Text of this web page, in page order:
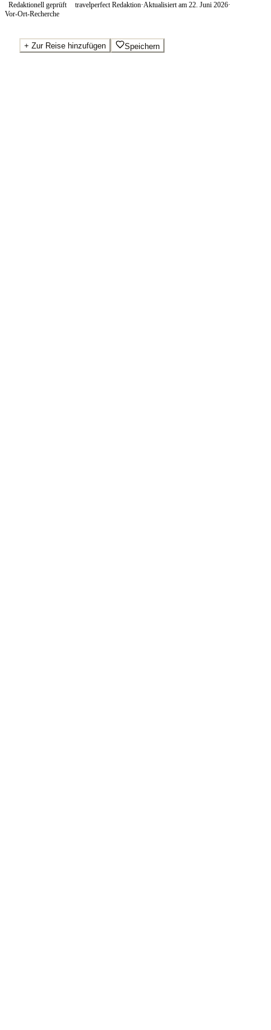
Redaktionell geprüft travelperfect Redaktion·Aktualisiert am 22. Juni 2026·
Vor-Ort-Recherche
+ Zur Reise hinzufügen Speichern